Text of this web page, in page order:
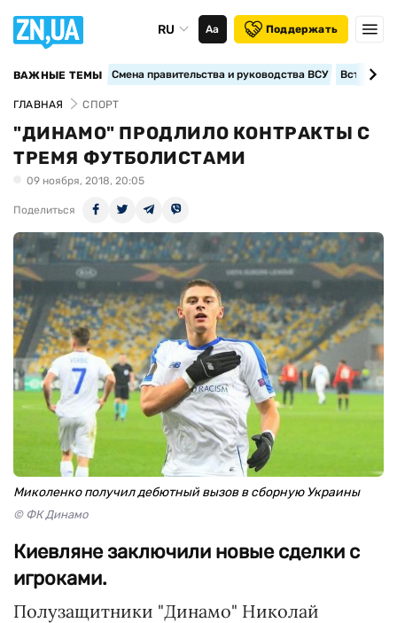
RU Аа Поддержать
ВАЖНЫЕ ТЕМЫ Смена правительства и руководства ВСУ
ГЛАВНАЯ СПОРТ
"ДИНАМО" ПРОДЛИЛО КОНТРАКТЫ С
ТРЕМЯ ФУТБОЛИСТАМИ
09 ноября, 2018, 20:05
Поделиться
Миколенко получил дебютный вызов в сборную Украины
© ФК Динамо
Киевляне заключили новые сделки с
игроками.
Полузащитники "Динамо" Николай